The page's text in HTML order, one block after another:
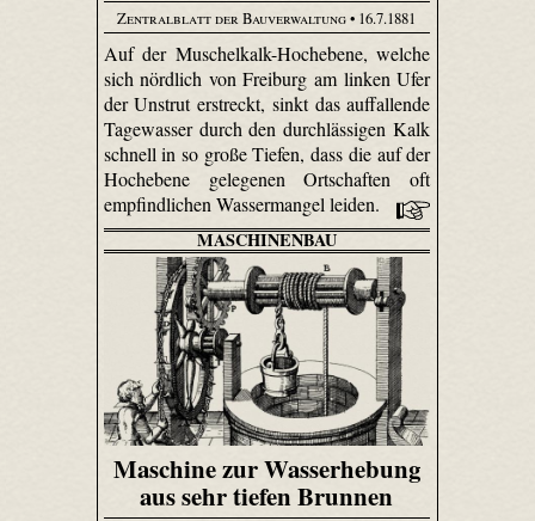
Zentralblatt der Bauverwaltung• 16.7.1881
Auf der Muschelkalk-Hochebene, welche
sich nördlich von Freiburg am linken Ufer
der Unstrut erstreckt, sinkt das auffallende
Tagewasser durch den durchlässigen Kalk
schnell in so große Tiefen, dass die auf der
Hochebene gelegenen Ortschaften oft
empfindlichen Wassermangel leiden.
MASCHINENBAU
Maschine zur Wasserhebung
aus sehr tiefen Brunnen